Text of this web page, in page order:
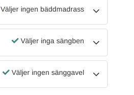
Väljer ingen bäddmadrass
Väljer inga sängben
Väljer ingen sänggavel